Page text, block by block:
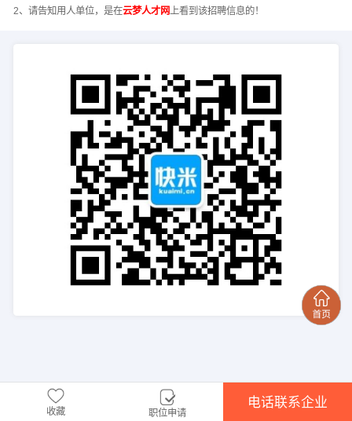
2、请告知用人单位，是在云梦人才网上看到该招聘信息的！
收藏 职位申请
电话联系企业